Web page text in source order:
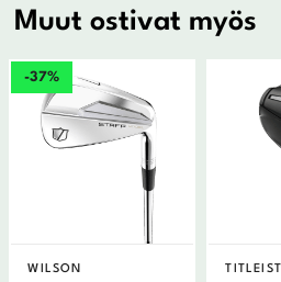
Muut ostivat myös
-37%
WILSON TITLEIST